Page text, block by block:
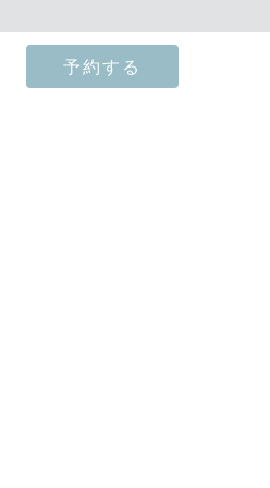
予約する